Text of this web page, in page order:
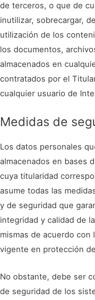
de terceros, o que de
inutilizar, sobrecargar,
utilización de los
los documentos,
almacenados en
contratados por el
cualquier usuario de
Medidas de
Los datos personales
almacenados en bases
cuya titularidad
asume todas las
y de seguridad que
integridad y calidad de
mismas de acuerdo con
vigente en protección
No obstante, debe ser
de seguridad de los